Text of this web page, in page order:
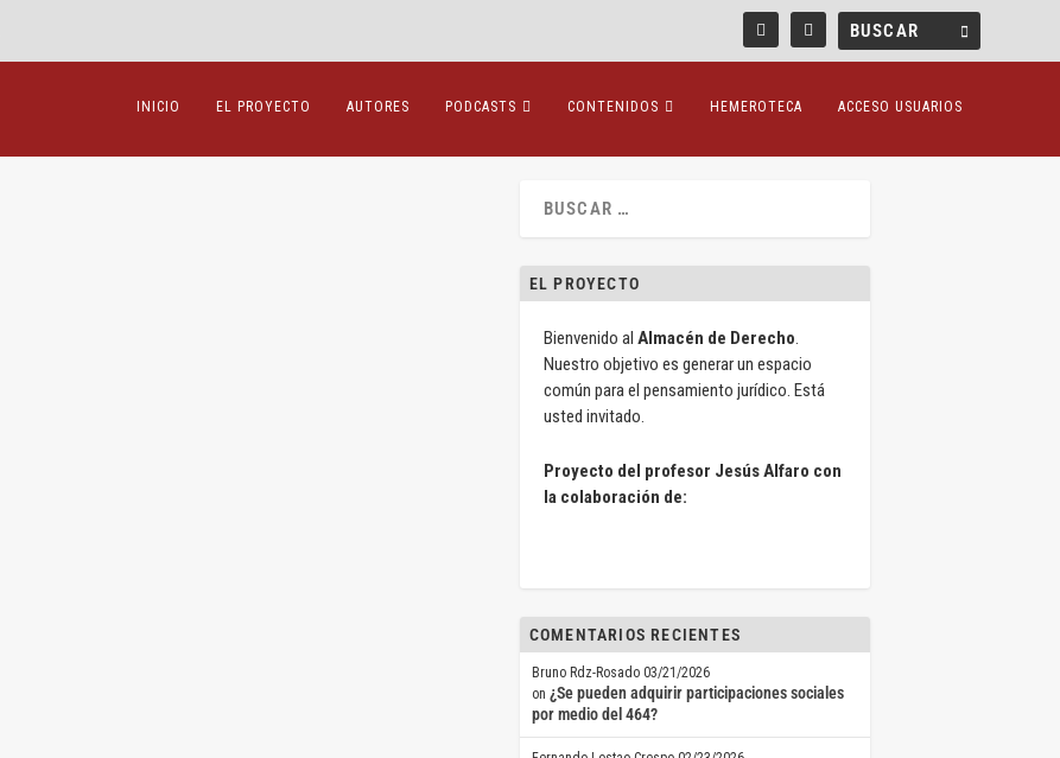
INICIO EL PROYECTO AUTORES PODCASTS CONTENIDOS HEMEROTECA ACCESO USUARIOS
EL PROYECTO
Bienvenido al Almacén de Derecho.
Nuestro objetivo es generar un espacio
común para el pensamiento jurídico. Está
usted invitado.
Proyecto del profesor Jesús Alfaro con
la colaboración de:
COMENTARIOS RECIENTES
Bruno Rdz-Rosado 03/21/2026
on ¿Se pueden adquirir participaciones sociales
por medio del 464?